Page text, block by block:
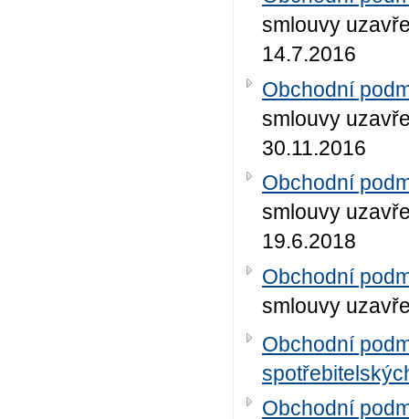
smlouvy
14.7.2016
Obchodní
smlouvy
30.11.2016
Obchodní
smlouvy
19.6.2018
Obchodní
smlouvy
Obchodní
Obchodní